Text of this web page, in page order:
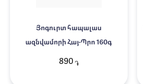
Յոգուրտ հապալաս
ազնվամորի Հայ-Պրո 160գ
890֏